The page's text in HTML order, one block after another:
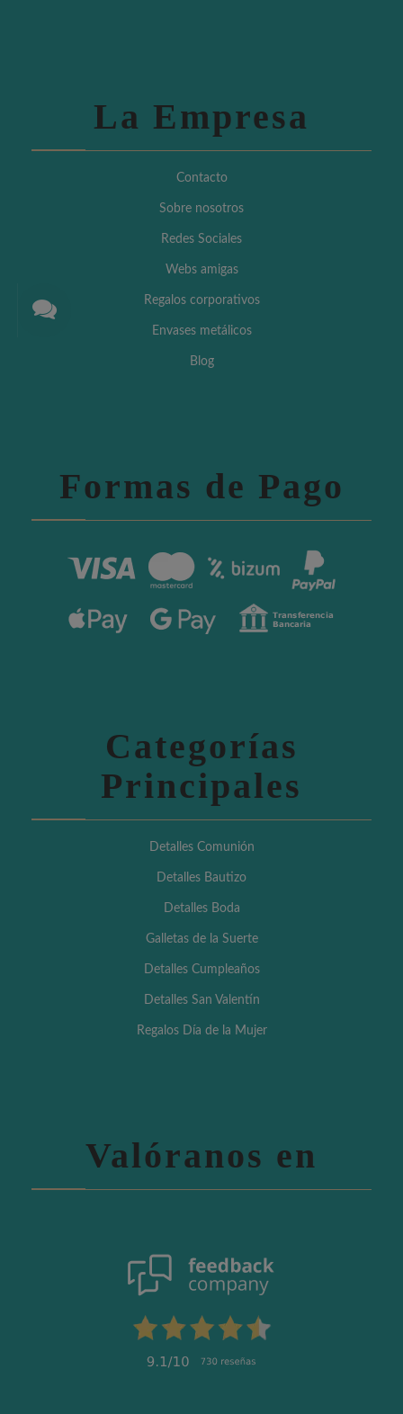
La Empresa
Contacto
Sobre nosotros
Redes Sociales
Webs amigas
Regalos corporativos
Envases metálicos
Blog
Formas de Pago
Categorías
Principales
Detalles Comunión
Detalles Bautizo
Detalles Boda
Galletas de la Suerte
Detalles Cumpleaños
Detalles San Valentín
Regalos Día de la Mujer
Valóranos en